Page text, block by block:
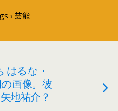
› 芸能
はるな・
画像。彼
地祐介？